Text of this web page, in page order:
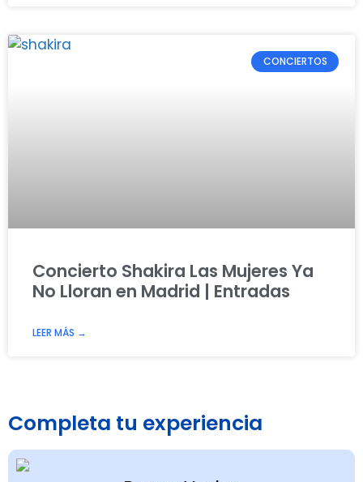
CONCIERTOS
Concierto Shakira Las Mujeres Ya
No Lloran en Madrid | Entradas
LEER MÁS →
Completa tu experiencia